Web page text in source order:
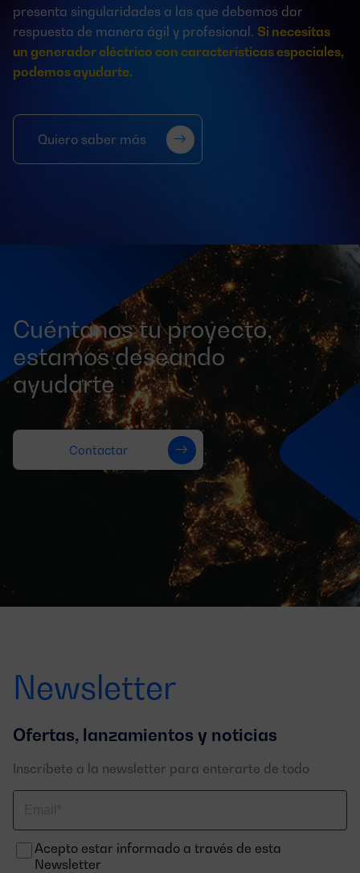
presenta singularidades a las que debemos dar
respuesta de manera ágil y profesional. Si necesitas
un generador eléctrico con características especiales,
podemos ayudarte.
Quiero saber más
Cuéntanos tu proyecto,
estamos deseando
ayudarte
Contactar
Newsletter
Ofertas, lanzamientos y noticias
Inscríbete a la newsletter para enterarte de todo
electrónico
Acepto estar informado a través de esta
Newsletter